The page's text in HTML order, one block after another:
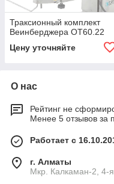
Траксионный комплект
Веинберджера OT60.22
Цену уточняйте
О нас
Рейтинг не
Менее 5 отзывов за
Работает с
г. Алматы
Мкр. Калкаман-2, 4-